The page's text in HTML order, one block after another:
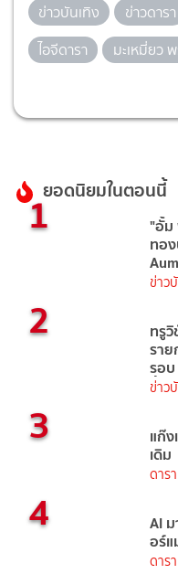
ข่าวบันเทิง ข่าวดารา
ไอจีดารา
มะเหมี่ยว
ยอดนิยมในตอนนี้
1 "อั้ม
ทอ
ข่าว
2 ทรู
ราย
รอบ
นี้
ข่าว
3 แก๊
เดิม
ดาร
4 AI
อร์
ดาร